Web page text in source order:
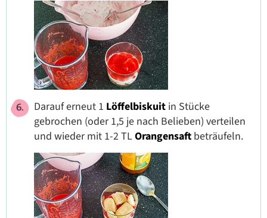
Darauf erneut 1 Löffelbiskuit in Stücke
gebrochen (oder 1,5 je nach Belieben) verteilen
und wieder mit 1-2 TLOrangensaft beträufeln.